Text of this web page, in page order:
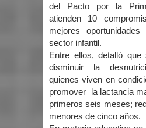
del Pacto por la
atienden 10
mejores
sector infantil.
Entre ellos, detalló que
disminuir la
quienes viven en
promover la lactancia
primeros seis meses;
menores de cinco años.